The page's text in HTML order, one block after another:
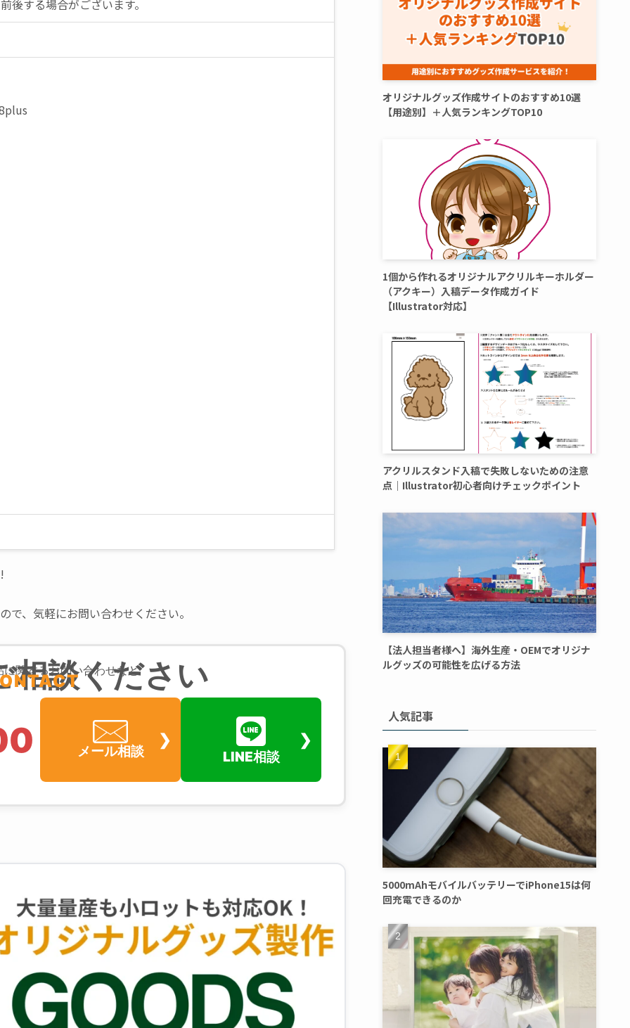
、気軽にお問い合わせください。
相談ください
LINE相談
オリジナルグッズ作成サイトのおすすめ10選
【用途別】＋人気ランキングTOP10
1個から作れるオリジナルアクリルキーホルダー
（アクキー）入稿データ作成ガイド
【Illustrator対応】
アクリルスタンド入稿で失敗しないための注意
点｜Illustrator初心者向けチェックポイント
【法人担当者様へ】海外生産・OEMでオリジナ
ルグッズの可能性を広げる方法
人気記事
5000mAhモバイルバッテリーでiPhone15は何
回充電できるのか